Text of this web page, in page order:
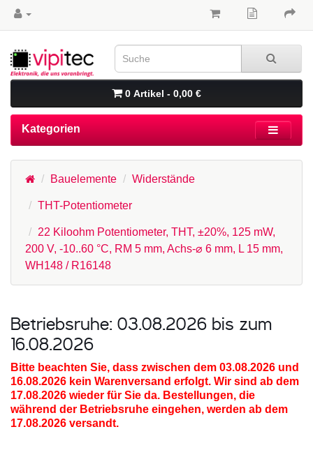
0 Artikel - 0,00 €
Kategorien
Bauelemente Widerstände
THT-Potentiometer
22 Kiloohm Potentiometer, THT, ±20%, 125 mW,
200 V, -10..60 °C, RM 5 mm, Achs-⌀ 6 mm, L 15 mm,
WH148 / R16148
Betriebsruhe: 03.08.2026 bis zum
16.08.2026
Bitte beachten Sie, dass zwischen dem 03.08.2026 und
16.08.2026 kein Warenversand erfolgt. Wir sind ab dem
17.08.2026 wieder für Sie da. Bestellungen, die
während der Betriebsruhe eingehen, werden ab dem
17.08.2026 versandt.